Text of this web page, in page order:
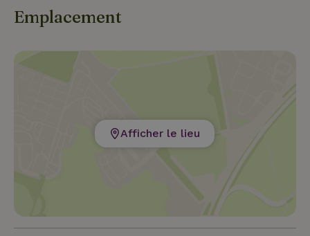
Emplacement
Afficher le lieu